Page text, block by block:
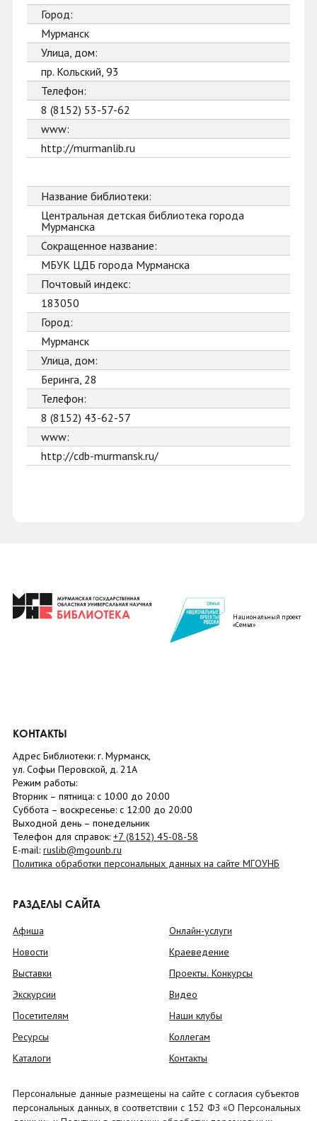
Город:
Мурманск
Улица, дом:
пр. Кольский, 93
Телефон:
8 (8152) 53-57-62
www:
http://murmanlib.ru
Название библиотеки:
Центральная детская библиотека города
Мурманска
Сокращенное название:
МБУК ЦДБ города Мурманска
Почтовый индекс:
183050
Город:
Мурманск
Улица, дом:
Беринга, 28
Телефон:
8 (8152) 43-62-57
www:
http://cdb-murmansk.ru/
Национальный проект
«Семья»
КОНТАКТЫ
Адрес Библиотеки: г. Мурманск,
ул. Софьи Перовской, д. 21А
Режим работы:
Вторник – пятница: с 10:00 до 20:00
Суббота – воскресенье: c 12:00 до 20:00
Выходной день – понедельник
Телефон для справок: +7 (8152) 45-08-58
E-mail: ruslib@mgounb.ru
Политика обработки персональных данных на сайте МГОУНБ
РАЗДЕЛЫ САЙТА
Афиша
Новости
Выставки
Экскурсии
Посетителям
Ресурсы
Каталоги
Онлайн-услуги
Краеведение
Проекты. Конкурсы
Видео
Наши клубы
Коллегам
Контакты
Персональные данные размещены на сайте с согласия субъектов
персональных данных, в соответствии с 152 ФЗ «О Персональных